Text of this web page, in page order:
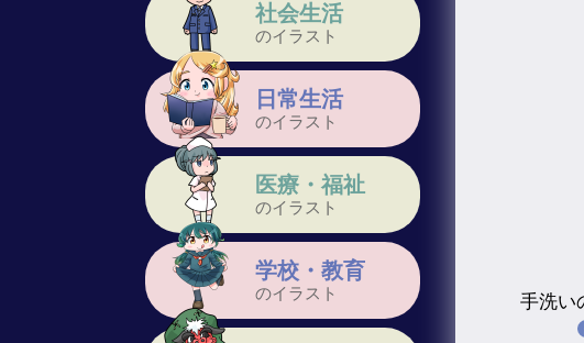
社会生活
のイラスト
日常生活
のイラスト
医療・福祉
のイラスト
学校・教育
のイラスト 手洗い